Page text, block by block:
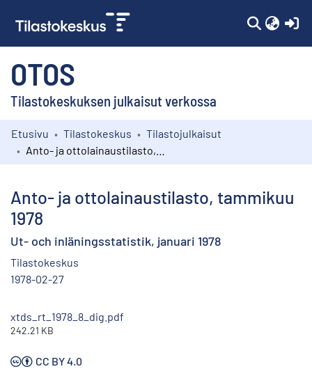
OTOS
Tilastokeskuksen julkaisut verkossa
Kokoelmat
Etusivu Tilastokeskus
Tilastojulkaisut
Anto- ja ottolainaustilasto, tammikuu
1978
Ut- och inläningsstatistik, januari 1978
Tilastokeskus
1978-02-27
xtds_rt_1978_8_dig.pdf
242.21 KB
CC BY 4.0